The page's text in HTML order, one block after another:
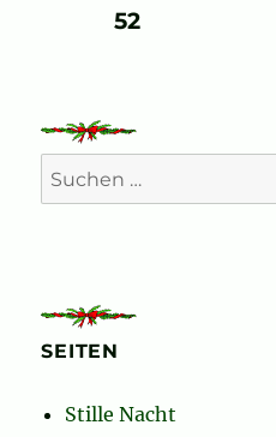
Beiträge
SEITE52
Suchen
nach:
SEITEN
Stille Nacht